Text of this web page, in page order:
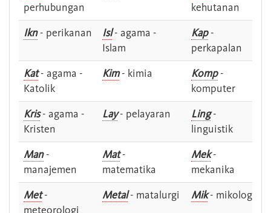
perhubungan
kehutanan
Ikn- perikanan Isl- agama -
Islam
Kap-
perkapalan
Kat- agama -
Katolik
Kim- kimia Komp-
komputer
Kris- agama -
Kristen
Lay- pelayaran Ling-
linguistik
Man-
manajemen
Mat-
matematika
Mek-
mekanika
Met-
meteorologi
Metal- matalurgi Mik- mikologi